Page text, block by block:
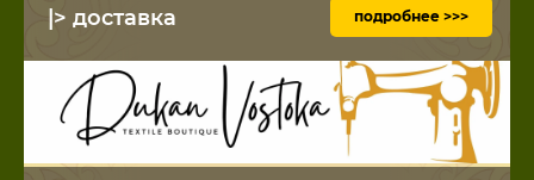
|> доставка подробнее >>>